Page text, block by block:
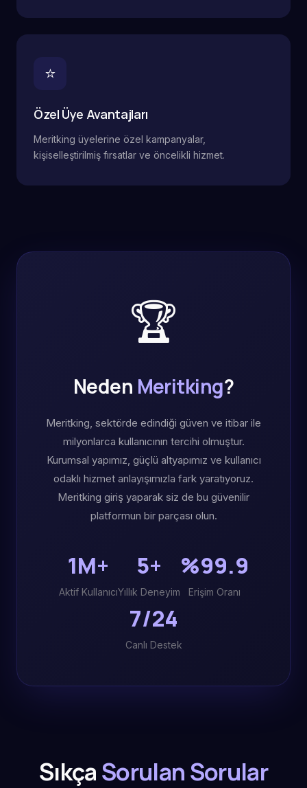
⭐
Özel Üye Avantajları
Meritking üyelerine özel kampanyalar,
kişiselleştirilmiş fırsatlar ve öncelikli hizmet.
🏆
Neden Meritking?
Meritking, sektörde edindiği güven ve itibar ile
milyonlarca kullanıcının tercihi olmuştur.
Kurumsal yapımız, güçlü altyapımız ve kullanıcı
odaklı hizmet anlayışımızla fark yaratıyoruz.
Meritking giriş yaparak siz de bu güvenilir
platformun bir parçası olun.
1M+
Aktif Kullanıcı
5+
Yıllık Deneyim
%99.9
Erişim Oranı
7/24
Canlı Destek
SıkçaSorulan Sorular